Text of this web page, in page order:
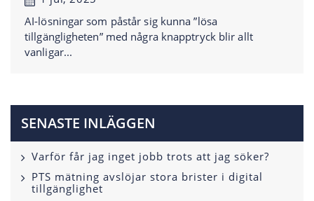
AI-lösningar som påstår sig kunna ”lösa
tillgängligheten” med några knapptryck blir allt
vanligar...
SENASTE INLÄGGEN
Varför får jag inget jobb trots att jag söker?
PTS mätning avslöjar stora brister i digital
tillgänglighet